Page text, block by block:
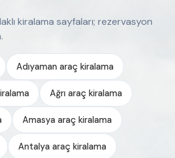
kiralama sayfaları; rezervasyon
Adıyaman araç kiralama
Ağrı araç kiralama
Amasya araç kiralama
Antalya araç kiralama